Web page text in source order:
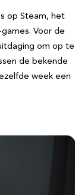
op Steam, het
Voor de
om op te
de bekende
week een